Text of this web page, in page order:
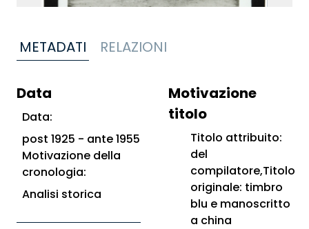
METADATI RELAZIONI
Data
Data:
post 1925 - ante 1955
Motivazione della
cronologia:
Analisi storica
Motivazione
titolo
Titolo attribuito:
del
compilatore,Titolo
originale: timbro
blu e manoscritto
a china